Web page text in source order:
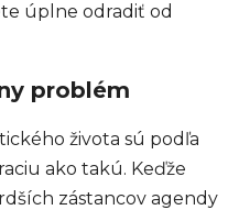
úplne odradiť od
problém
života sú podľa
ako takú. Keďže
zástancov agendy